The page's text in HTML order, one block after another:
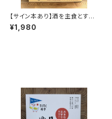
【サイン本あり】酒を主食とする
人々 エチオピアの科学的秘境
を旅する
¥1,980